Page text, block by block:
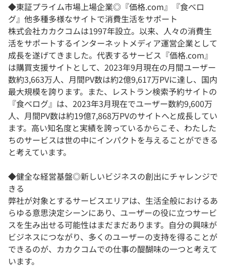
◆東証プライム市場上場企業◎『価格.com』『食べロ
グ』他多種多様なサイトで消費生活をサポート
株式会社カカクコムは1997年設立。以来、人々の消費生
活をサポートするインターネットメディア運営企業として
成長を遂げてきました。代表するサービス『価格.com』
は購買支援サイトとして、2023年9月現在の月間ユーザー
数約3,663万人、月間PV数は約2億9,617万PVに達し、国内
最大規模を誇ります。また、レストラン検索予約サイトの
『食べログ』は、2023年3月現在でユーザー数約9,600万
人、月間PV数は約19億7,868万PVのサイトへと成長してい
ます。高い知名度と実績を誇っているからこそ、わたした
ちのサービスは世の中にインパクトを与えることができる
と考えています。
◆健全な経営基盤◎新しいビジネスの創出にチャレンジで
きる
弊社が対象とするサービスエリアは、生活全般におけるあ
らゆる意思決定シーンにあり、ユーザーの役に立つサービ
スを生み出せる可能性はまだまだあります。自分の興味が
ビジネスにつながり、多くのユーザーの支持を得ることが
できるのが、カカクコムでの仕事の醍醐味の一つと考えて
います。